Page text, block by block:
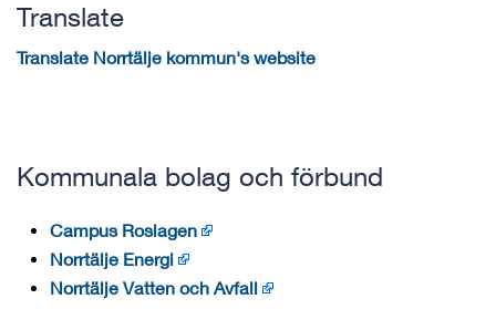
Translate
Translate Norrtälje kommun's website
Kommunala bolag och förbund
Campus Roslagen
Norrtälje Energi
Norrtälje Vatten och Avfall